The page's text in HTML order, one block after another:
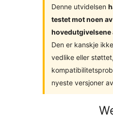
Denne utvidelsen
testet mot noen
hovedutgivelsene
Den er kanskje
vedlike eller
nyeste versjoner